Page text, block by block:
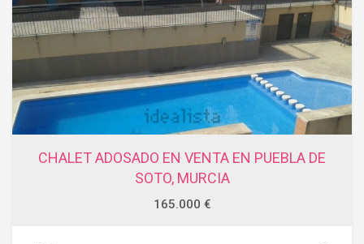
CHALET ADOSADO EN VENTA EN PUEBLA DE
SOTO, MURCIA
165.000 €